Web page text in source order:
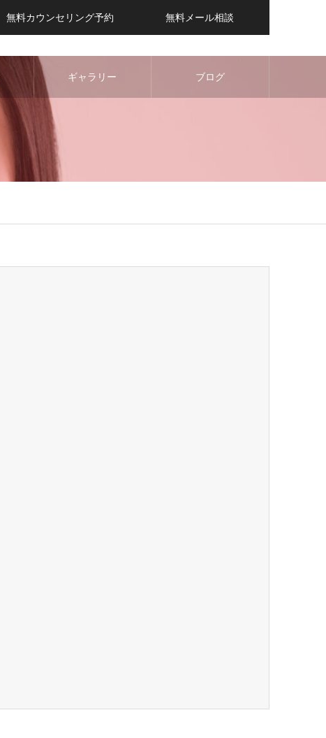
無料カウンセリング予約 無料メール相談
ギャラリー ブログ